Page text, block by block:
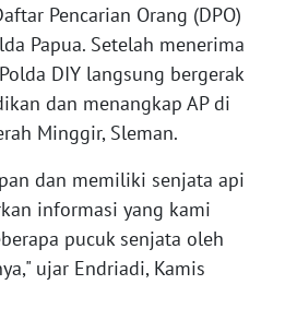
Pencarian Orang (DPO)
Papua. Setelah menerima
DIY langsung bergerak
dan menangkap AP di
Minggir, Sleman.
dan memiliki senjata api
informasi yang kami
pucuk senjata oleh
ujar Endriadi, Kamis